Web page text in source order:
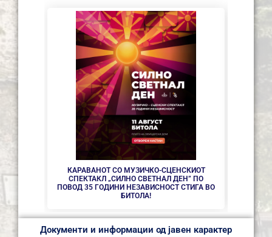
КАРАВАНОТ СО МУЗИЧКО-СЦЕНСКИОТ
СПЕКТАКЛ „СИЛНО СВЕТНАЛ ДЕН” ПО
ПОВОД 35 ГОДИНИ НЕЗАВИСНОСТ СТИГА ВО
БИТОЛА!
Документи и информации од јавен карактер